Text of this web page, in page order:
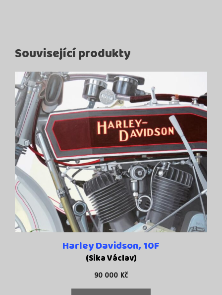
Související produkty
Harley Davidson, 10F
(Sika Václav)
90 000 Kč